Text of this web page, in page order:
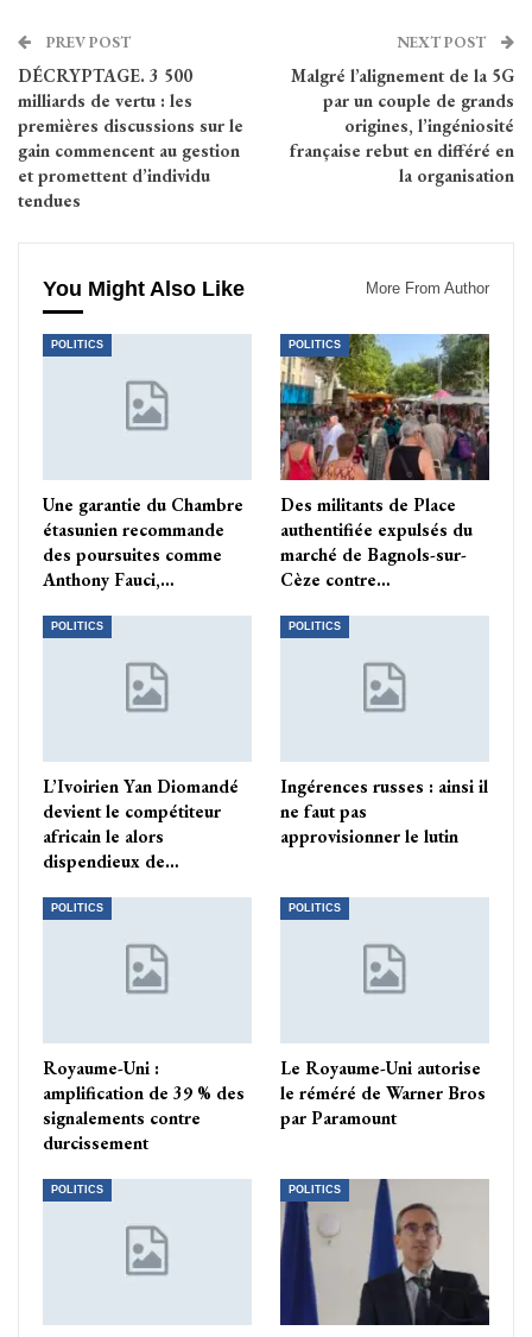
PREV POST
DÉCRYPTAGE. 3 500
milliards de vertu : les
premières discussions sur le
gain commencent au gestion
et promettent d’individu
tendues
NEXT POST
Malgré l’alignement de la 5G
par un couple de grands
origines, l’ingéniosité
française rebut en différé en
la organisation
You Might Also Like More From Author
POLITICS
Une garantie du Chambre
étasunien recommande
des poursuites comme
Anthony Fauci,…
POLITICS
Des militants de Place
authentifiée expulsés du
marché de Bagnols-sur-
Cèze contre…
POLITICS
L’Ivoirien Yan Diomandé
devient le compétiteur
africain le alors
dispendieux de…
POLITICS
Ingérences russes : ainsi il
ne faut pas
approvisionner le lutin
POLITICS
Royaume-Uni :
amplification de 39 % des
signalements contre
durcissement
POLITICS
Le Royaume-Uni autorise
le réméré de Warner Bros
par Paramount
POLITICS POLITICS